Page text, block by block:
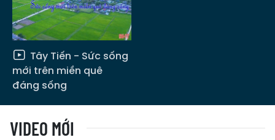
Tây Tiến - Sức sống
mới trên miền quê
đáng sống
VIDEO MỚI